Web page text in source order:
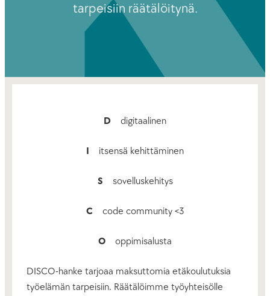
tarpeisiin räätälöitynä.
D digitaalinen
I itsensä kehittäminen
S sovelluskehitys
Ccode community <3
O oppimisalusta
DISCO-hanke tarjoaa maksuttomia etäkoulutuksia
työelämän tarpeisiin. Räätälöimme työyhteisölle